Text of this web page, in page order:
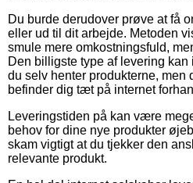
Du burde derudover prøve at få
eller ud til dit arbejde. Metoden
smule mere omkostningsfuld,
Den billigste type af levering
du selv henter produkterne, men
befinder dig tæt på internet
Leveringstiden på kan være
behov for dine nye produkter
skam vigtigt at du tjekker den
relevante produkt.